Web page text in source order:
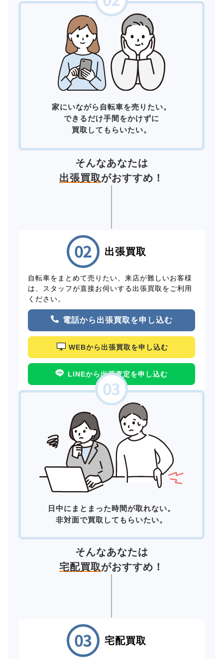
家にいながら自転車を売りたい。
できるだけ手間をかけずに
買取してもらいたい。
そんなあなたは
出張買取がおすすめ！
出張買取
自転車をまとめて売りたい、来店が難しいお客様
は、スタッフが直接お伺いする出張買取をご利用
ください。
電話から出張買取を申し込む
WEBから出張買取を申し込む
LINEから出張査定を申し込む
日中にまとまった時間が取れない。
非対面で買取してもらいたい。
そんなあなたは
宅配買取がおすすめ！
宅配買取